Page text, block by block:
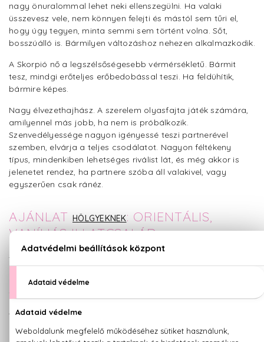
nagy önuralommal lehet neki ellenszegülni. Ha valaki
üsszevesz vele, nem könnyen felejti és mástól sem tűri el,
hogy úgy tegyen, minta semmi sem történt volna. Sőt,
bosszúálló is. Bármilyen változáshoz nehezen alkalmazkodik.
A Skorpió nő a legszélsőségesebb vérmérsékletű. Bármit
tesz, mindgi erőteljes erőbedobással teszi. Ha feldühítik,
bármire képes.
Nagy élvezethajhász. A szerelem olyasfajta játék számára,
amilyennel más jobb, ha nem is próbálkozik.
Szenvedélyessége nagyon igényessé teszi partnerével
szemben, elvárja a teljes csodálatot. Nagyon féltékeny
típus, mindenkiben lehetséges riválist lát, és még akkor is
jelenetet rendez, ha partnere szóba áll valakivel, vagy
egyszerűen csak ránéz.
AJÁNLAT HÖLGYEKNEK: ORIENTÁLIS,
VANÍLIÁS ILLATCSALÁD
A SKORPIÓ FÉRFI JELLEMVONÁSAI:
A Skorpió férfit nem érdekli, mi lesz a meggondolatlanságai
összpontosít a lényegre. Bátor és kiváló